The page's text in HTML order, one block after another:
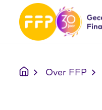
Over FFP